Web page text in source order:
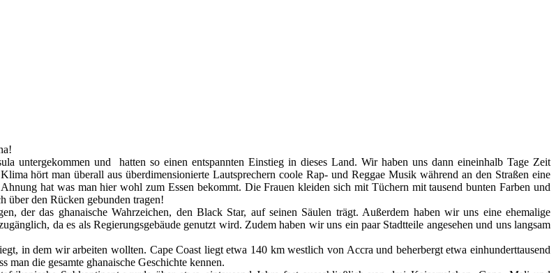
untergekommen und hatten so einen entspannten Einstieg in dieses Land. Wir haben uns dann eineinhalb Tage Zeit
hört man überall aus überdimensionierte Lautsprechern coole Rap- und Reggae Musik während an den Straßen eine
hat was man hier wohl zum Essen bekommt. Die Frauen kleiden sich mit Tüchern mit tausend bunten Farben und
den Rücken gebunden tragen!
der das ghanaische Wahrzeichen, den Black Star, auf seinen Säulen trägt. Außerdem haben wir uns eine ehemalige
da es als Regierungsgebäude genutzt wird. Zudem haben wir uns ein paar Stadtteile angesehen und uns langsam
in dem wir arbeiten wollten. Cape Coast liegt etwa 140 km westlich von Accra und beherbergt etwa einhunderttausend
man die gesamte ghanaische Geschichte kennen.